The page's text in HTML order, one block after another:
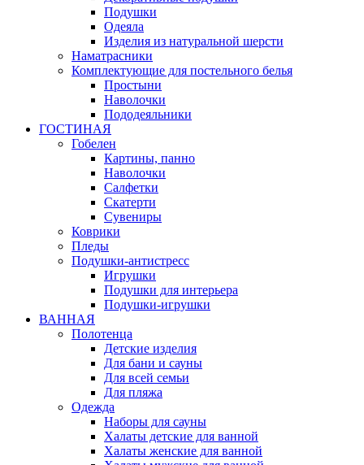
Подушки
Одеяла
Изделия из натуральной шерсти
Наматраcники
Комплектующие для постельного белья
Простыни
Наволочки
Пододеяльники
ГОСТИНАЯ
Гобелен
Картины, панно
Наволочки
Салфетки
Скатерти
Сувениры
Коврики
Пледы
Подушки-антистресс
Игрушки
Подушки для интерьера
Подушки-игрушки
ВАННАЯ
Полотенца
Детские изделия
Для бани и сауны
Для всей семьи
Для пляжа
Одежда
Наборы для сауны
Халаты детские для ванной
Халаты женские для ванной